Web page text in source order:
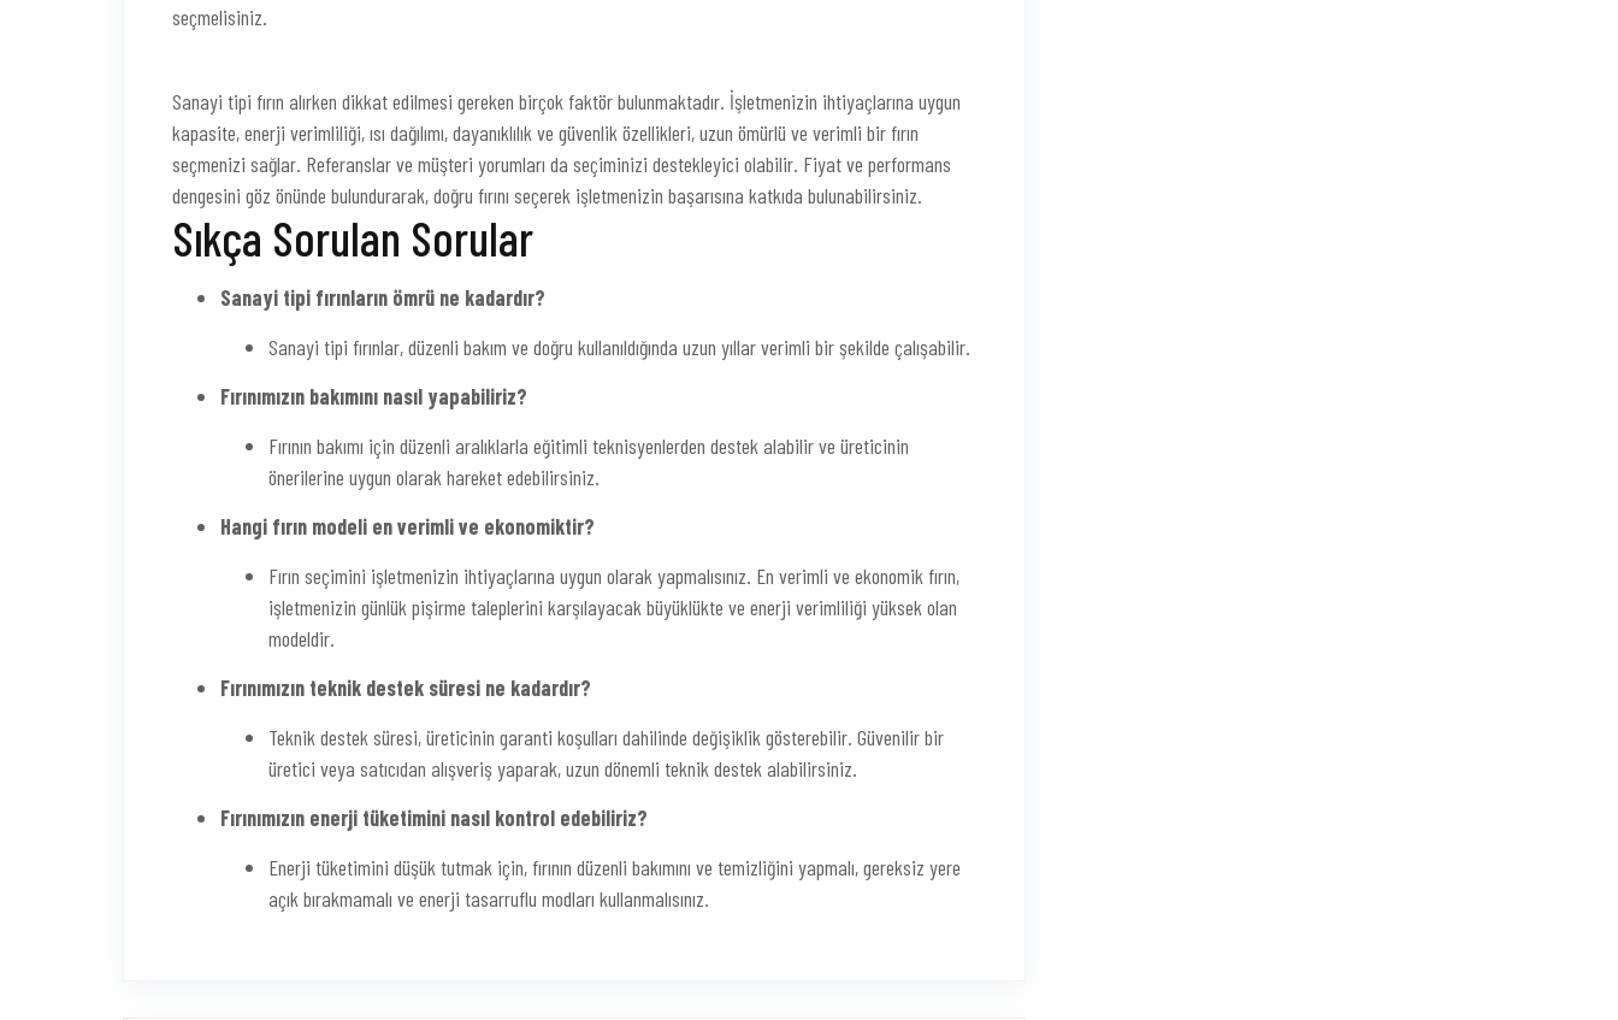
seçmelisiniz.
Sanayi tipi fırın alırken dikkat edilmesi gereken birçok faktör bulunmaktadır. İşletmenizin ihtiyaçlarına uygun
kapasite, enerji verimliliği, ısı dağılımı, dayanıklılık ve güvenlik özellikleri, uzun ömürlü ve verimli bir fırın
seçmenizi sağlar. Referanslar ve müşteri yorumları da seçiminizi destekleyici olabilir. Fiyat ve performans
dengesini göz önünde bulundurarak, doğru fırını seçerek işletmenizin başarısına katkıda bulunabilirsiniz.
Sıkça Sorulan Sorular
Sanayi tipi fırınların ömrü ne kadardır?
Sanayi tipi fırınlar, düzenli bakım ve doğru kullanıldığında uzun yıllar verimli bir şekilde çalışabilir.
Fırınımızın bakımını nasıl yapabiliriz?
Fırının bakımı için düzenli aralıklarla eğitimli teknisyenlerden destek alabilir ve üreticinin
önerilerine uygun olarak hareket edebilirsiniz.
Hangi fırın modeli en verimli ve ekonomiktir?
Fırın seçimini işletmenizin ihtiyaçlarına uygun olarak yapmalısınız. En verimli ve ekonomik fırın,
işletmenizin günlük pişirme taleplerini karşılayacak büyüklükte ve enerji verimliliği yüksek olan
modeldir.
Fırınımızın teknik destek süresi ne kadardır?
Teknik destek süresi, üreticinin garanti koşulları dahilinde değişiklik gösterebilir. Güvenilir bir
üretici veya satıcıdan alışveriş yaparak, uzun dönemli teknik destek alabilirsiniz.
Fırınımızın enerji tüketimini nasıl kontrol edebiliriz?
Enerji tüketimini düşük tutmak için, fırının düzenli bakımını ve temizliğini yapmalı, gereksiz yere
açık bırakmamalı ve enerji tasarruflu modları kullanmalısınız.